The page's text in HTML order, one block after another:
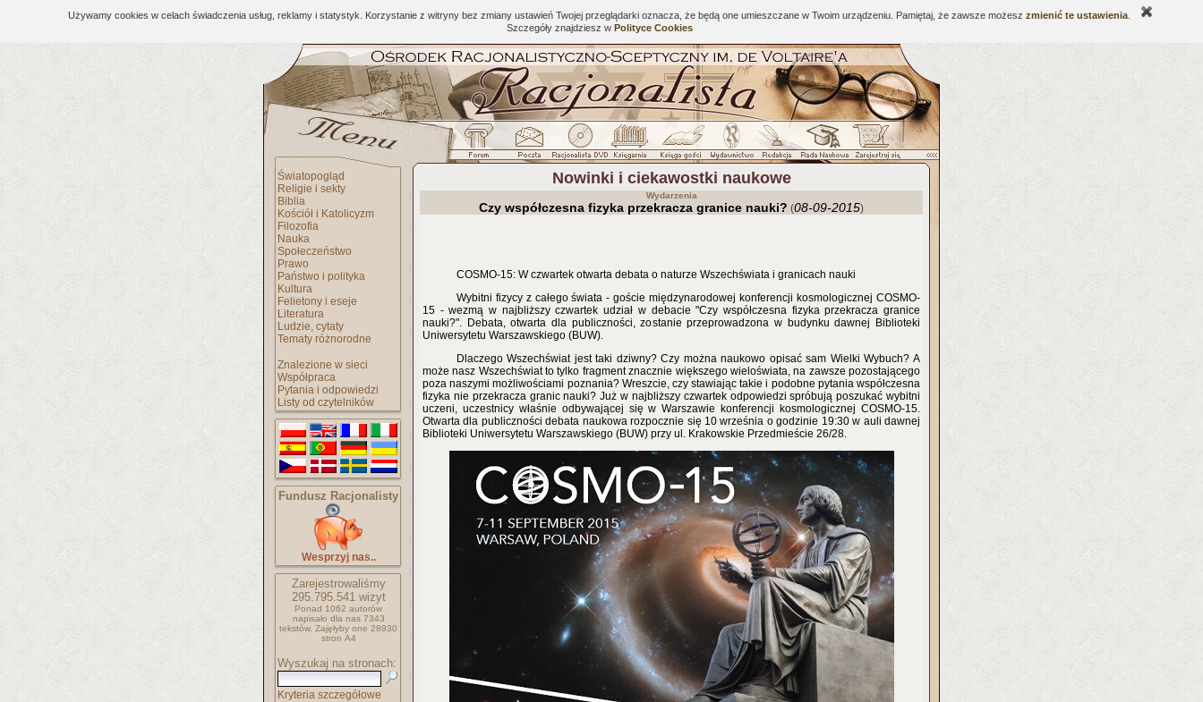
Używamy cookies w celach świadczenia usług, reklamy i statystyk. Korzystanie z witryny bez zmiany ustawień Twojej przeglądarki oznacza, że będą one umieszczane w Twoim urządzeniu. Pamiętaj, że zawsze możesz zmienić te ustawienia
Szczegóły znajdziesz w Polityce Cookies
Światopogląd
Religie i sekty
Biblia
Kościół i Katolicyzm
Filozofia
Nauka
Społeczeństwo
Prawo
Państwo i polityka
Kultura
Felietony i eseje
Literatura
Ludzie, cytaty
Tematy różnorodne
Znalezione w sieci
Współpraca
Pytania i odpowiedzi
Listy od czytelników
Fundusz Racjonalisty
Wesprzyj nas..
Zarejestrowaliśmy
295.795.541wizyt
Ponad 1062 autorów
napisało dla nas 7343
tekstów. Zajęłyby one 28930
stron A4
Wyszukaj na stronach:
Kryteria szczegółowe
Nowinki i ciekawostki naukowe
Wydarzenia
Czy współczesna fizyka przekracza granice nauki? (08-09-2015)
COSMO-15: W czwartek otwarta debata o naturze Wszechświata i granicach nauki
Wybitni fizycy z całego świata - goście międzynarodowej konferencji kosmologicznej COSMO-
15 - wezmą w najbliższy czwartek udział w debacie "Czy współczesna fizyka przekracza granice
nauki?". Debata, otwarta dla publiczności, zostanie przeprowadzona w budynku dawnej Biblioteki
Uniwersytetu Warszawskiego (BUW).
Dlaczego Wszechświat jest taki dziwny? Czy można naukowo opisać sam Wielki Wybuch? A
może nasz Wszechświat to tylko fragment znacznie większego wieloświata, na zawsze pozostającego
poza naszymi możliwościami poznania? Wreszcie, czy stawiając takie i podobne pytania współczesna
fizyka nie przekracza granic nauki? Już w najbliższy czwartek odpowiedzi spróbują poszukać wybitni
uczeni, uczestnicy właśnie odbywającej się w Warszawie konferencji kosmologicznej COSMO-15.
Otwarta dla publiczności debata naukowa rozpocznie się 10 września o godzinie 19:30 w auli dawnej
Biblioteki Uniwersytetu Warszawskiego (BUW) przy ul. Krakowskie Przedmieście 26/28.